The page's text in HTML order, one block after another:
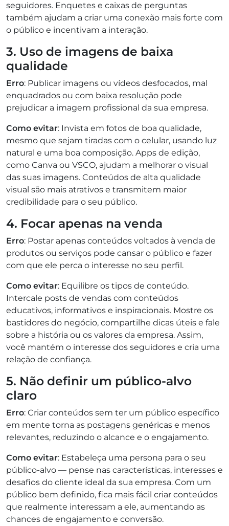
seguidores. Enquetes e caixas de perguntas
também ajudam a criar uma conexão mais forte com
o público e incentivam a interação.
3. Uso de imagens de baixa
qualidade
Erro: Publicar imagens ou vídeos desfocados, mal
enquadrados ou com baixa resolução pode
prejudicar a imagem profissional da sua empresa.
Como evitar: Invista em fotos de boa qualidade,
mesmo que sejam tiradas com o celular, usando luz
natural e uma boa composição. Apps de edição,
como Canva ou VSCO, ajudam a melhorar o visual
das suas imagens. Conteúdos de alta qualidade
visual são mais atrativos e transmitem maior
credibilidade para o seu público.
4. Focar apenas na venda
Erro: Postar apenas conteúdos voltados à venda de
produtos ou serviços pode cansar o público e fazer
com que ele perca o interesse no seu perfil.
Como evitar: Equilibre os tipos de conteúdo.
Intercale posts de vendas com conteúdos
educativos, informativos e inspiracionais. Mostre os
bastidores do negócio, compartilhe dicas úteis e fale
sobre a história ou os valores da empresa. Assim,
você mantém o interesse dos seguidores e cria uma
relação de confiança.
5. Não definir um público-alvo
claro
Erro: Criar conteúdos sem ter um público específico
em mente torna as postagens genéricas e menos
relevantes, reduzindo o alcance e o engajamento.
Como evitar: Estabeleça uma persona para o seu
público-alvo — pense nas características, interesses e
desafios do cliente ideal da sua empresa. Com um
público bem definido, fica mais fácil criar conteúdos
que realmente interessam a ele, aumentando as
chances de engajamento e conversão.